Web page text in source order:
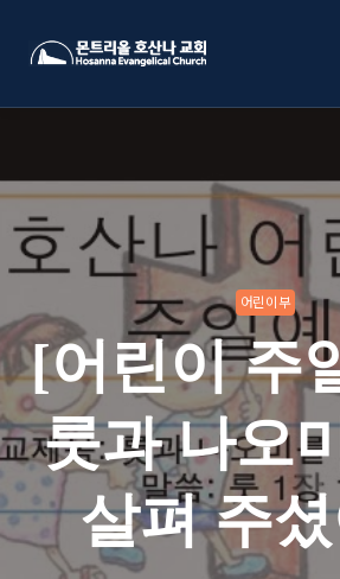
어린이부
[어린이 주
룻과 나오
살펴 주